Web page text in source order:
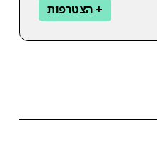
+ הצטרפות